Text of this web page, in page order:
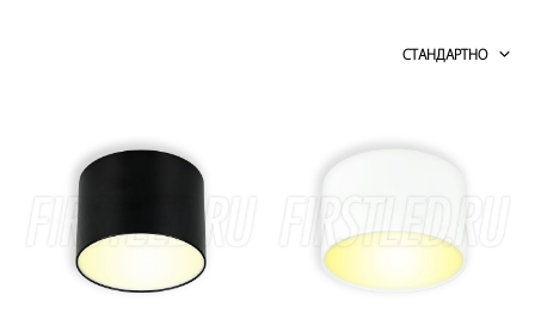
СТАНДАРТНО